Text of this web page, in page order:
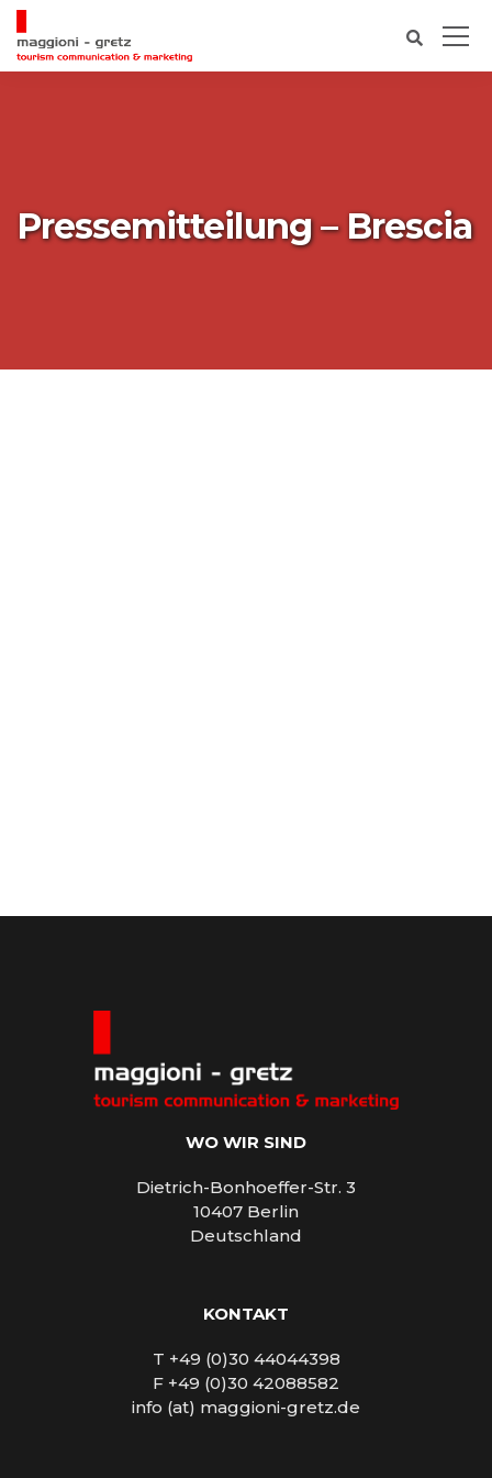
Pressemitteilung – Brescia
WO WIR SIND
Dietrich-Bonhoeffer-Str. 3
10407 Berlin
Deutschland
KONTAKT
T +49 (0)30 44044398
F +49 (0)30 42088582
info (at) maggioni-gretz.de